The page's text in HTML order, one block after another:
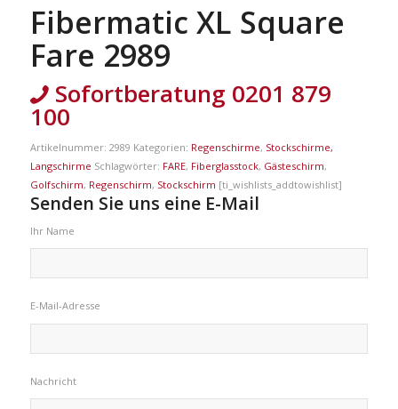
Fibermatic XL Square
Fare 2989
Sofortberatung 0201 879
100
Artikelnummer: 2989 Kategorien: Regenschirme, Stockschirme,
Langschirme Schlagwörter: FARE, Fiberglasstock, Gästeschirm,
Golfschirm, Regenschirm, Stockschirm [ti_wishlists_addtowishlist]
Senden Sie uns eine E-Mail
Ihr Name
E-Mail-Adresse
Nachricht